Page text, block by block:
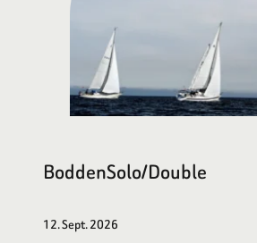
BoddenSolo/Double
12. Sept. 2026